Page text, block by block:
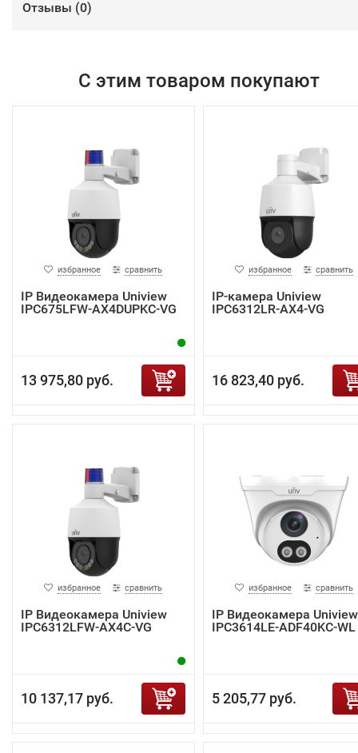
Отзывы (0)
С этим товаром покупают
избранное сравнить
IP Видеокамера Uniview
IPC675LFW-AX4DUPKC-VG
13 975,80 руб.
избранное сравнить
IP-камера Uniview
IPC6312LR-AX4-VG
16 823,40 руб.
избранное сравнить
IP Видеокамера Uniview
IPC6312LFW-AX4C-VG
10 137,17 руб.
избранное сравнить
IP Видеокамера Uniview
IPC3614LE-ADF40KC-WL
5 205,77 руб.